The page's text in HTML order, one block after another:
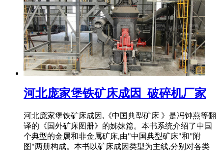
河北庞家堡铁矿床成因_破碎机厂家
河北庞家堡铁矿床成因,《中国典型矿床 》是冯钟燕等翻
译的《国外矿床图册》的姊妹篇。本书系统介绍了中国
个典型的金属和非金属矿床,由"中国典型矿床"和"附
图"两册构成。本书以矿床成因类型为主线,分别对各类